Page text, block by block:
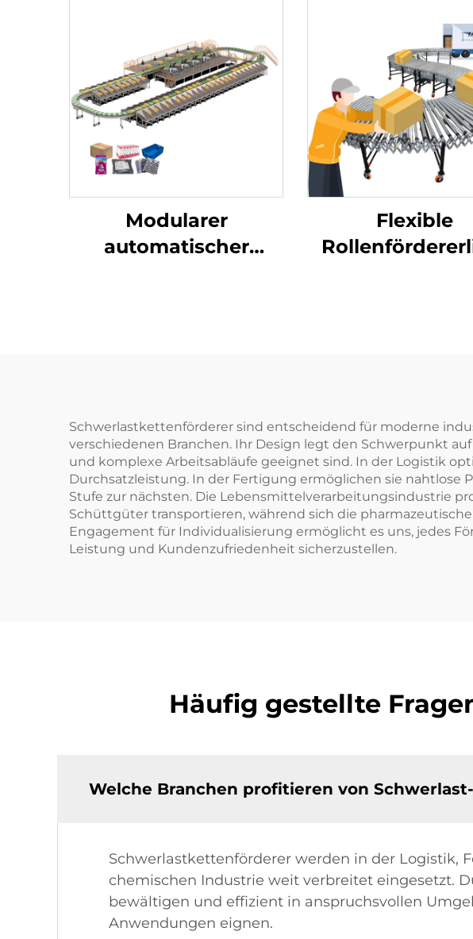
Modularer
automatischer
Flexible
Schwerlastkettenförderer sind entscheidend für moderne
verschiedenen Branchen. Ihr Design legt den Schwerpunkt
und komplexe Arbeitsabläufe geeignet sind. In der Logistik
Durchsatzleistung. In der Fertigung ermöglichen sie nahtlose
Stufe zur nächsten. Die Lebensmittelverarbeitungsindustrie
Schüttgüter transportieren, während sich die
Engagement für Individualisierung ermöglicht es uns, jedes
Leistung und Kundenzufriedenheit sicherzustellen.
Häufig gestellte
Welche Branchen profitieren von
Schwerlastkettenförderer werden in der Logistik,
chemischen Industrie weit verbreitet eingesetzt.
bewältigen und effizient in anspruchsvollen
Anwendungen eignen.